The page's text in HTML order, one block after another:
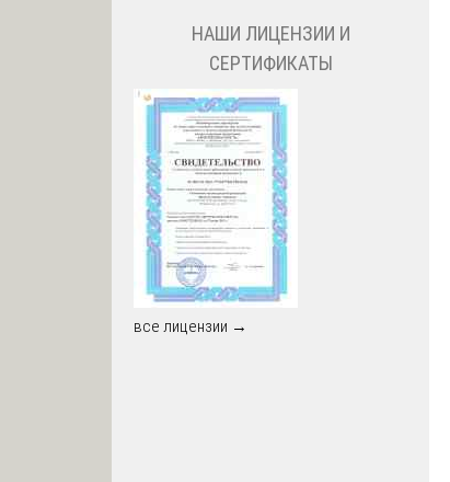
НАШИ ЛИЦЕНЗИИ И
СЕРТИФИКАТЫ
все лицензии →